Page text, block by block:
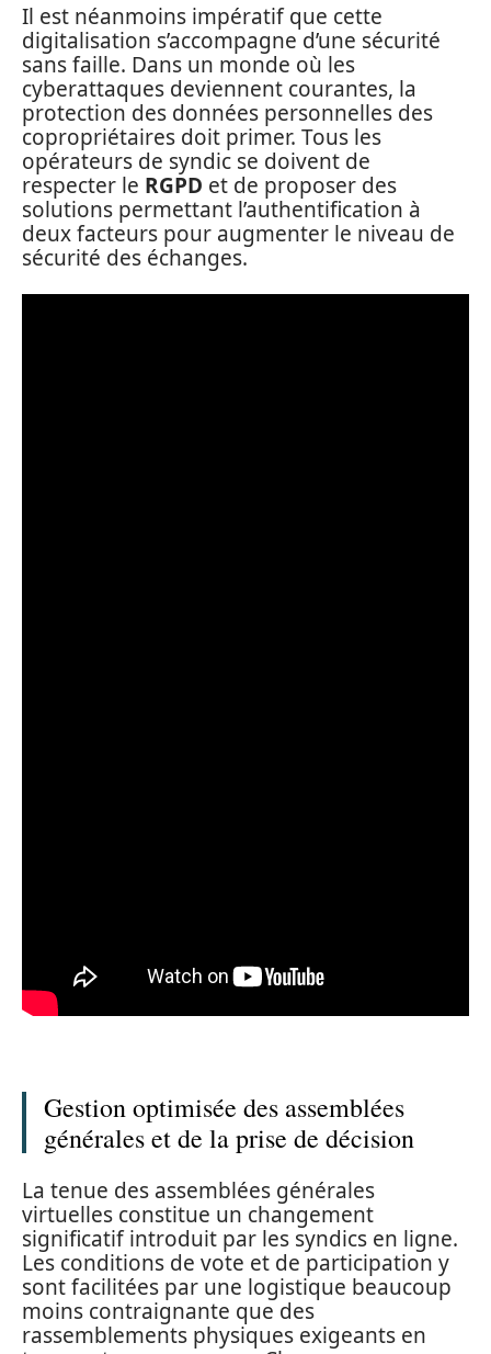
Il est néanmoins impératif que cette
digitalisation s’accompagne d’une sécurité
sans faille. Dans un monde où les
cyberattaques deviennent courantes, la
protection des données personnelles des
copropriétaires doit primer. Tous les
opérateurs de syndic se doivent de
respecter le RGPD et de proposer des
solutions permettant l’authentification à
deux facteurs pour augmenter le niveau de
sécurité des échanges.
Gestion optimisée des assemblées
générales et de la prise de décision
La tenue des assemblées générales
virtuelles constitue un changement
significatif introduit par les syndics en ligne.
Les conditions de vote et de participation y
sont facilitées par une logistique beaucoup
moins contraignante que des
rassemblements physiques exigeants en